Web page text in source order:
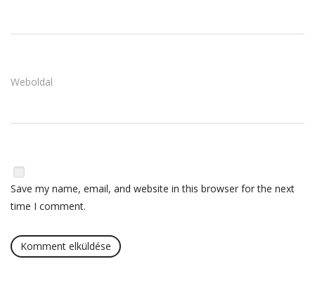
Weboldal
Save my name, email, and website in this browser for the next
time I comment.